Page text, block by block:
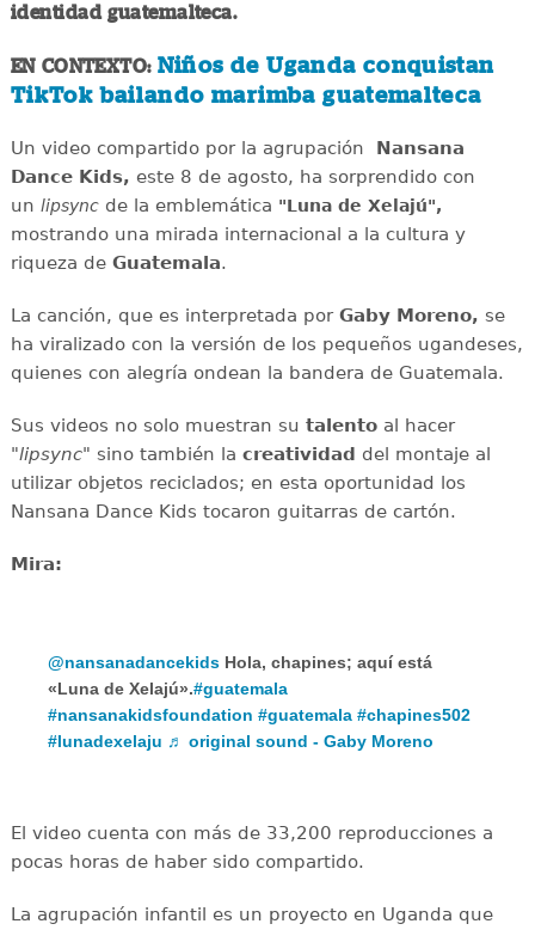
identidad guatemalteca.
EN CONTEXTO: Niños de Uganda conquistan
TikTok bailando marimba guatemalteca
Un video compartido por la agrupación Nansana
Dance Kids, este 8 de agosto, ha sorprendido con
un lipsyncde la emblemática "Luna de Xelajú",
mostrando una mirada internacional a la cultura y
riqueza de Guatemala.
La canción, que es interpretada por Gaby Moreno, se
ha viralizado con la versión de los pequeños ugandeses,
quienes con alegría ondean la bandera de Guatemala.
Sus videos no solo muestran su talentoal hacer
"lipsync" sino también la creatividad del montaje al
utilizar objetos reciclados; en esta oportunidad los
Nansana Dance Kids tocaron guitarras de cartón.
Mira:
@nansanadancekids Hola, chapines; aquí está
«Luna de Xelajú».#guatemala
#nansanakidsfoundation #guatemala #chapines502
#lunadexelaju ♬ original sound - Gaby Moreno
El video cuenta con más de 33,200 reproducciones a
pocas horas de haber sido compartido.
La agrupación infantil es un proyecto en Uganda que